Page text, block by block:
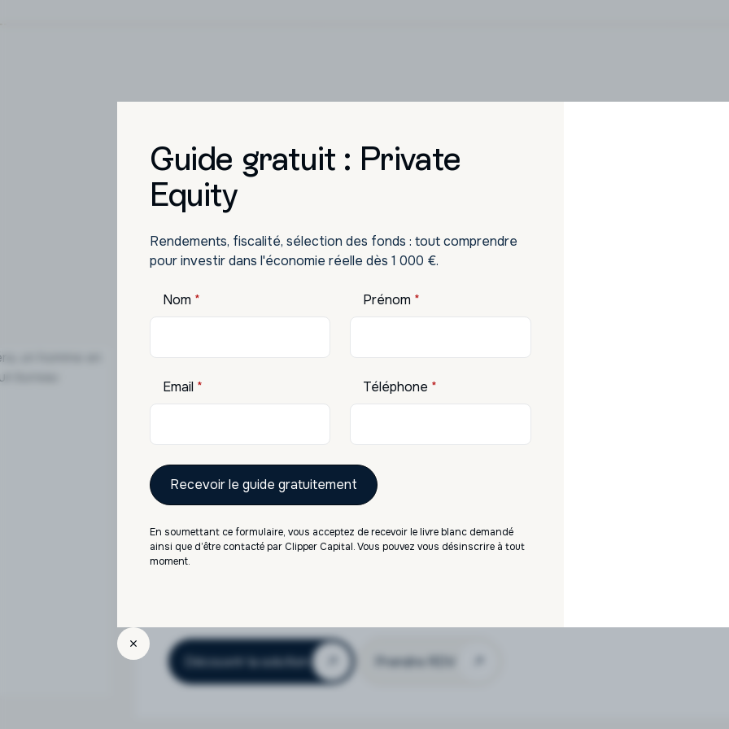
L'investissement qui vous
Produits structurés
SCPI
Accès aux meilleures SCPI du marché. Revenus
locatifs réguliers. Diversification immédiate en
immobilier.
Notre accompagnement
Diversification thématique / géographique
Sélection rigoureuse des sociétés de gestion
Découvrir la solution Prendre RDV
Guide gratuit : Private
Equity
Rendements, fiscalité, sélection des fonds : tout comprendre
pour investir dans l'économie réelle dès 1 000 €.
Nom * Prénom *
Email * Téléphone *
En soumettant ce formulaire, vous acceptez de recevoir le livre blanc demandé
ainsi que d’être contacté par Clipper Capital. Vous pouvez vous désinscrire à tout
moment.